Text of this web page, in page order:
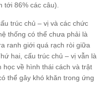
tới 86% các câu).
trúc chủ – vị và các chức
thống có thể chưa phải là
ranh giới quá rạch ròi giữa
hai, cấu trúc chủ – vị vẫn là
về hình thái cách và trật
thể gây khó khăn trong ứng